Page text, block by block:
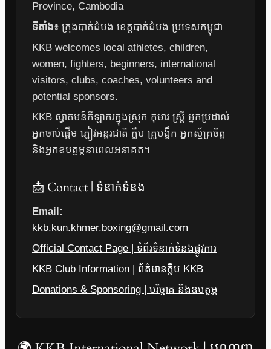
Province, Cambodia
ទីតាំង៖ ក្រុងបាត់ដំបង ខេត្តបាត់ដំបង ប្រទេសកម្ពុជា
KKB welcomes local athletes, children,
women, fighters, beginners, international
visitors, clubs, coaches, volunteers and
potential sponsors.
KKB ស្វាគមន៍កីឡាករក្នុងស្រុក កុមារ ស្ត្រី អ្នកប្រដាល់
អ្នកចាប់ផ្តើម ភ្ញៀវអន្តរជាតិ ក្លឹប គ្រូបង្វឹក អ្នកស្ម័គ្រចិត្ត
និងអ្នកឧបត្ថម្ភនាពេលអនាគត។
📩 Contact | ទំនាក់ទំនង
Email:
kkb.kun.khmer.boxing@gmail.com
Official Contact Page | ទំព័រទំនាក់ទំនងផ្លូវការ
KKB Club Information | ព័ត៌មានក្លឹប KKB
Donations & Sponsoring | បរិច្ចាគ និងឧបត្ថម្ភ